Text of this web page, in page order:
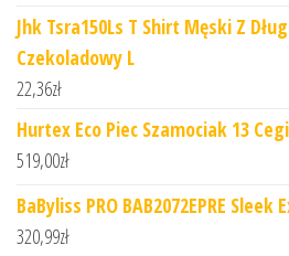
Jhk Tsra150Ls T Shirt Męski Z
Czekoladowy L
22,36zł
Hurtex Eco Piec Szamociak 13
519,00zł
BaByliss PRO BAB2072EPRE Sleek
320,99zł